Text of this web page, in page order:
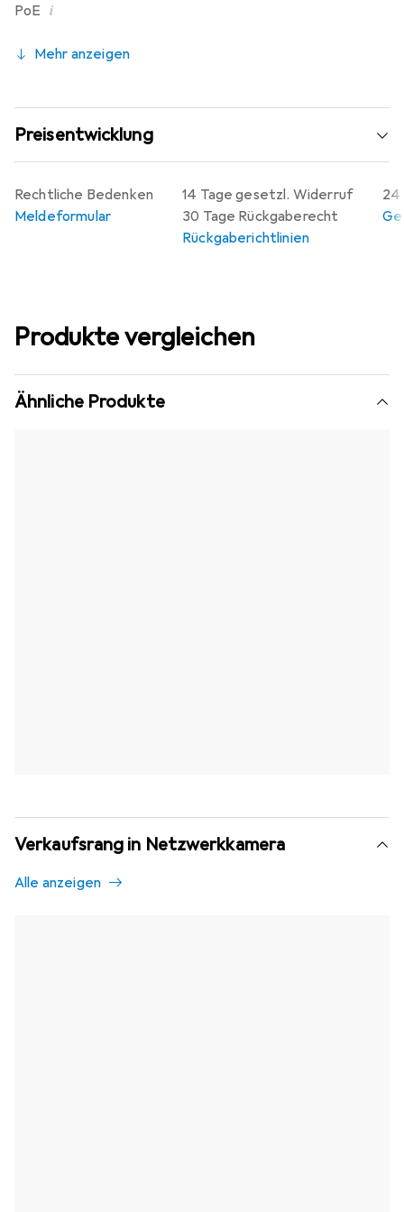
PoE i
Mehr anzeigen
Preisentwicklung
14 Tage gesetzl. Widerruf
30 Tage Rückgaberecht
Rückgaberichtlinien
24
Rechtliche Bedenken
Meldeformular
Produkte vergleichen
Ähnliche Produkte
Verkaufsrang in Netzwerkkamera
Alle anzeigen